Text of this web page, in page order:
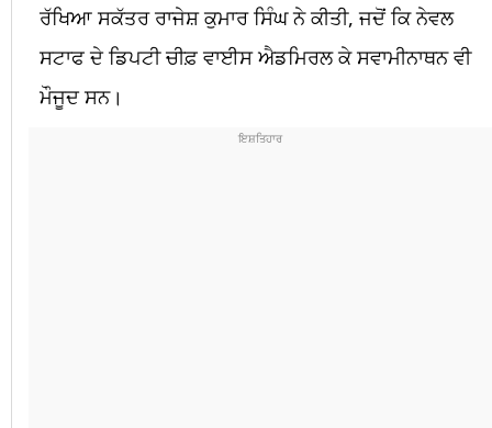
ਰੱਖਿਆ ਸਕੱਤਰ ਰਾਜੇਸ਼ ਕੁਮਾਰ ਸਿੰਘ ਨੇ ਕੀਤੀ, ਜਦੋਂ ਕਿ ਨੇਵਲ
ਸਟਾਫ ਦੇ ਡਿਪਟੀ ਚੀਫ਼ ਵਾਈਸ ਐਡਮਿਰਲ ਕੇ ਸਵਾਮੀਨਾਥਨ ਵੀ
ਮੌਜੂਦ ਸਨ।